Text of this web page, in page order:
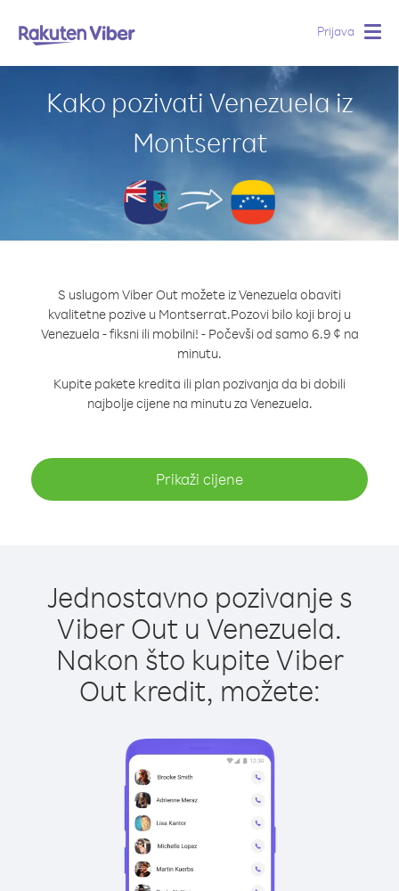
Prijava
Kako pozivati Venezuela iz
Montserrat
S uslugom Viber Out možete iz Venezuela obaviti
kvalitetne pozive u Montserrat.Pozovi bilo koji broj u
Venezuela - fiksni ili mobilni! - Počevši od samo 6.9 ¢ na
minutu.
Kupite pakete kredita ili plan pozivanja da bi dobili
najbolje cijene na minutu za Venezuela.
Prikaži cijene
Jednostavno pozivanje s
Viber Out u Venezuela.
Nakon što kupite Viber
Out kredit, možete: